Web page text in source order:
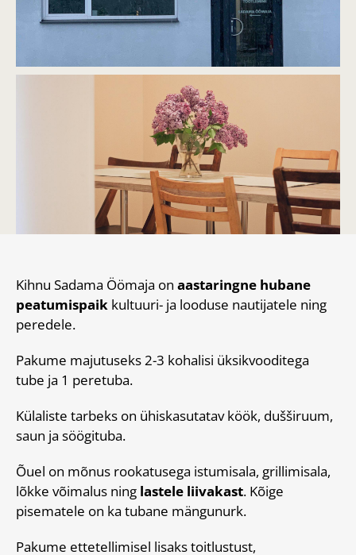
Kihnu Sadama Öömaja on aastaringne hubane
peatumispaikkultuuri- ja looduse nautijatele ning
peredele.
Pakume majutuseks 2-3 kohalisi üksikvooditega
tube ja 1 peretuba.
Külaliste tarbeks on ühiskasutatav köök, dušširuum,
saun ja söögituba.
Õuel on mõnus rookatusega istumisala, grillimisala,
lõkke võimalus ning lastele liivakast. Kõige
pisematele on ka tubane mängunurk.
Pakume ettetellimisel lisaks toitlustust,